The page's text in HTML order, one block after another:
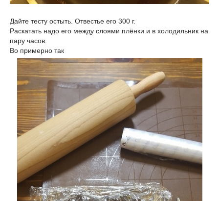
Дайте тесту остыть. Отвестье его 300 г.
Раскатать надо его между слоями плёнки и в холодильник на
пару часов.
Во примерно так